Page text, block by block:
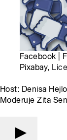
Facebook |
Pixabay,
Host: Denisa
Moderuje Zita